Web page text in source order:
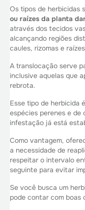
Os tipos de herbicidas
ou raízes da planta
através dos tecidos
alcançando regiões
caules, rizomas e
A translocação serve
inclusive aquelas que
rebrota.
Esse tipo de herbicida
espécies perenes e de
infestação já está
Como vantagem,
a necessidade de
respeitar o intervalo
seguinte para evitar
Se você busca um
pode contar com boas